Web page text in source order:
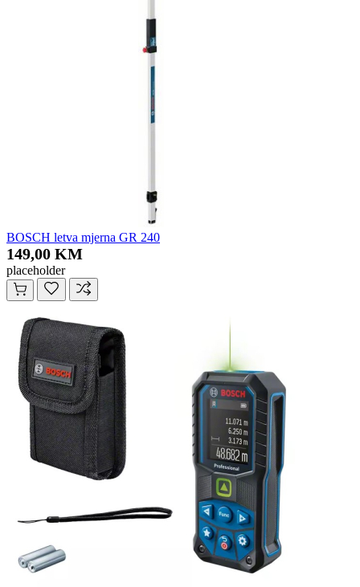
BOSCH letva mjerna GR 240
149,00 KM
placeholder